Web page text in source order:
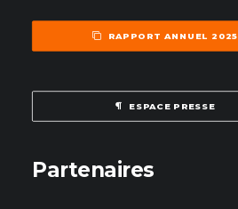
RAPPORT ANNUEL 2025
ESPACE PRESSE
Partenaires